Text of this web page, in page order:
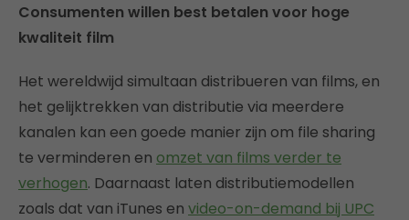
Consumenten willen best betalen voor hoge
kwaliteit film
Het wereldwijd simultaan distribueren van films, en
het gelijktrekken van distributie via meerdere
kanalen kan een goede manier zijn om file sharing
te verminderen en omzet van films verder te
verhogen. Daarnaast laten distributiemodellen
zoals dat van iTunes en video-on-demand bij UPC